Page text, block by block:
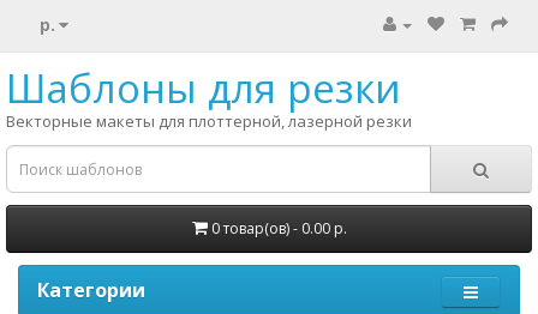
р.
Шаблоны для резки
Векторные макеты для плоттерной, лазерной резки
0 товар(ов) - 0.00 р.
Категории